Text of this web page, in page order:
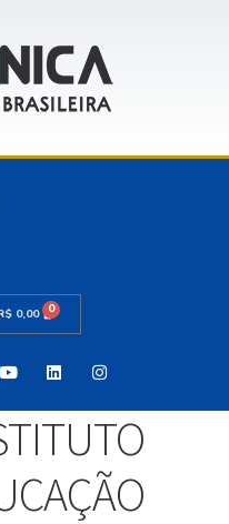
0,00 0